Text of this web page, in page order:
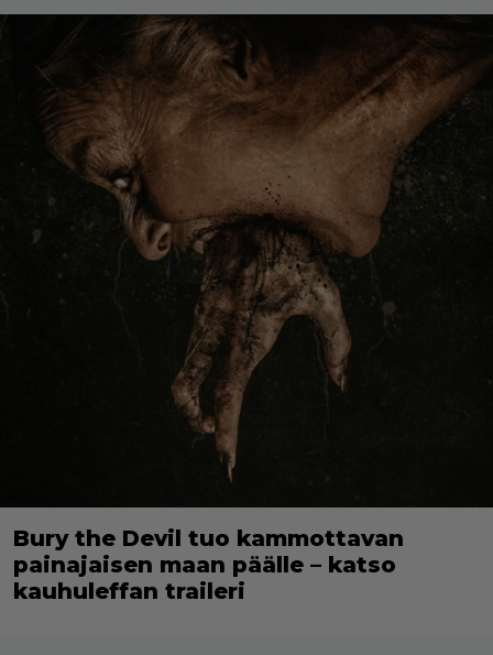
Bury the Devil tuo kammottavan
painajaisen maan päälle – katso
kauhuleffan traileri